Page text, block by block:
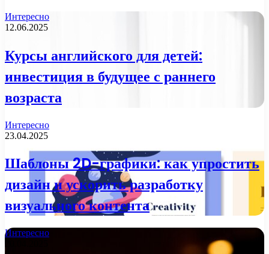
Интересно
12.06.2025
Курсы английского для детей:
инвестиция в будущее с раннего
возраста
Интересно
23.04.2025
Шаблоны 2D-графики: как упростить
дизайн и ускорить разработку
визуального контента
Интересно